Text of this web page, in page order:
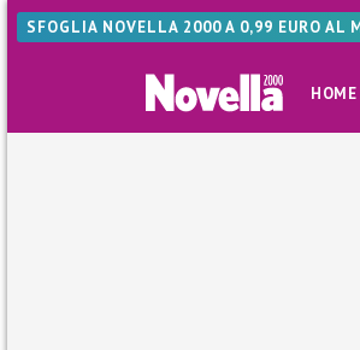
SFOGLIA NOVELLA 2000 A 0,99 EURO AL
HOME